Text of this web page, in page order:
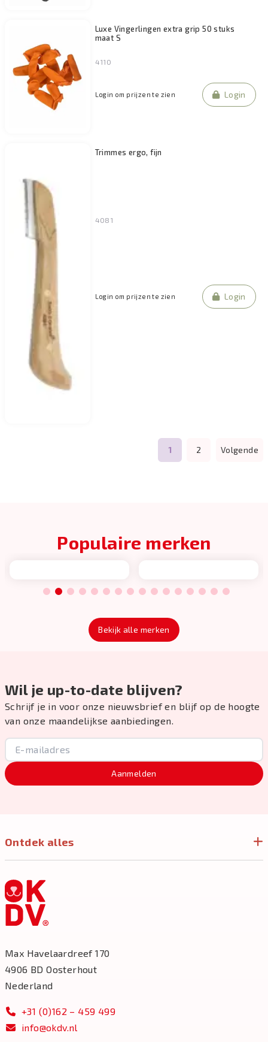
Luxe Vingerlingen extra grip 50 stuks
maat S
4110
Login om prijzen te zien Login
Trimmes ergo, fijn
4081
Login om prijzen te zien Login
1 2 Volgende
Populaire merken
1 2 3 4 5 6 7 8 9 10 11 12 13 14 15 16
Bekijk alle merken
Wil je up-to-date blijven?
Schrijf je in voor onze nieuwsbrief en blijf op de hoogte
van onze maandelijkse aanbiedingen.
Aanmelden
Ontdek alles
Max Havelaardreef 170
4906 BD Oosterhout
Nederland
+31 (0)162 – 459 499
info@okdv.nl